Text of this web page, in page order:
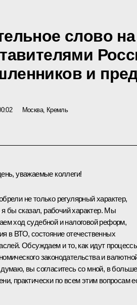
слово
и
Москва, Кремль
уважаемые коллеги!
не только регулярный характер,
я бы сказал, рабочий характер. Мы
ход судебной и налоговой реформ,
в ВТО, состояние отечественных
Обсуждаем и то, как идут
законодательства и
вы согласитесь со мной, в
практически по всем этим вопросам